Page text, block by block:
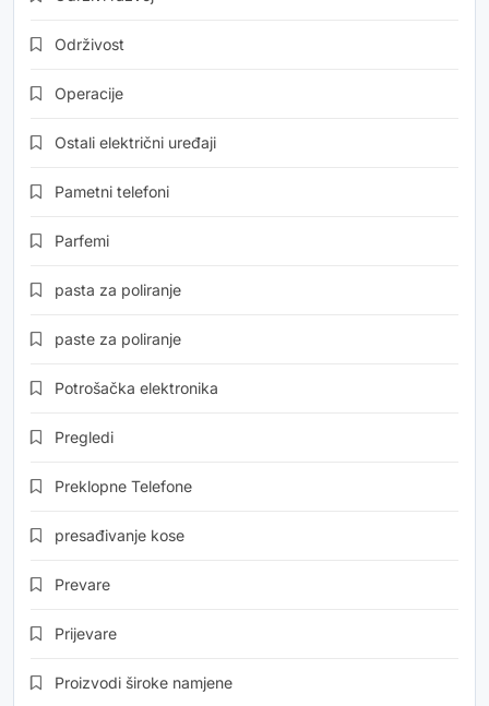
Održivost
Operacije
Ostali električni uređaji
Pametni telefoni
Parfemi
pasta za poliranje
paste za poliranje
Potrošačka elektronika
Pregledi
Preklopne Telefone
presađivanje kose
Prevare
Prijevare
Proizvodi široke namjene